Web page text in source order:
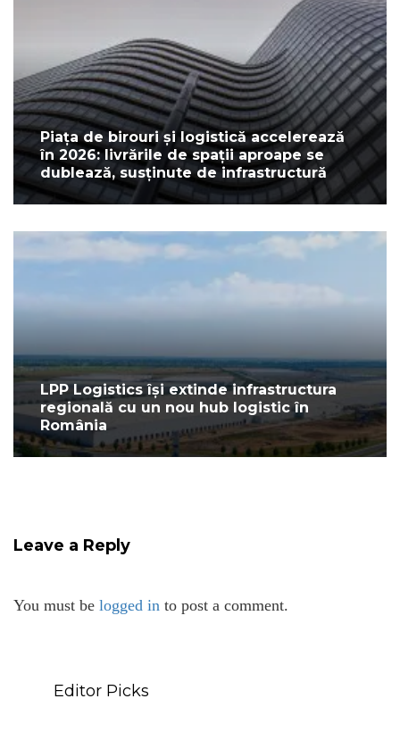
Piața de birouri și logistică accelerează
în 2026: livrările de spații aproape se
dublează, susținute de infrastructură
LPP Logistics își extinde infrastructura
regională cu un nou hub logistic în
România
Leave a Reply
You must be logged in to post a comment.
Editor Picks